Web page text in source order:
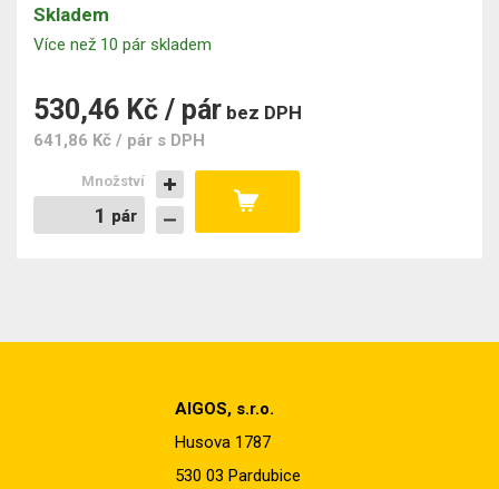
Skladem
Více než 10 pár skladem
530,46 Kč / pár bez DPH
641,86 Kč / pár s DPH
pár
pár
Množství
AIGOS, s.r.o.
Husova 1787
530 03 Pardubice